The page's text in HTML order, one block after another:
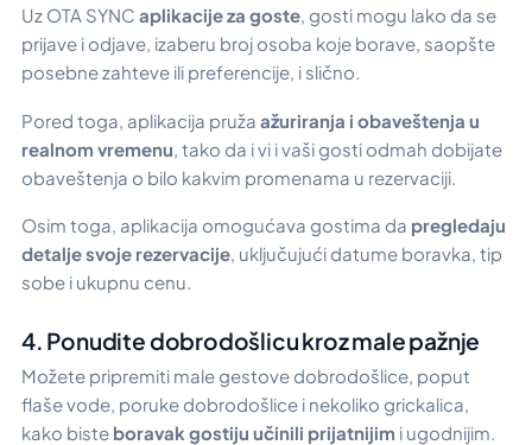
Uz OTA SYNC aplikacije za goste, gosti mogu lako da se
prijave i odjave, izaberu broj osoba koje borave, saopšte
posebne zahteve ili preferencije, i slično.
Pored toga, aplikacija pruža ažuriranja i obaveštenja u
realnom vremenu , tako da i vi i vaši gosti odmah dobijate
obaveštenja o bilo kakvim promenama u rezervaciji.
Osim toga, aplikacija omogućava gostima da pregledaju
detalje svoje rezervacije, uključujući datume boravka, tip
sobe i ukupnu cenu.
4. Ponudite dobrodošlicu kroz male pažnje
Možete pripremiti male gestove dobrodošlice, poput
flaše vode, poruke dobrodošlice i nekoliko grickalica,
kako biste boravak gostiju učinili prijatnijim i ugodnijim.